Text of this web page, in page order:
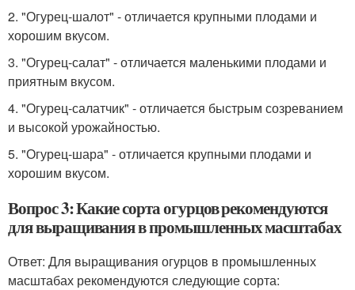
2. "Огурец-шалот" - отличается крупными плодами и
хорошим вкусом.
3. "Огурец-салат" - отличается маленькими плодами и
приятным вкусом.
4. "Огурец-салатчик" - отличается быстрым созреванием
и высокой урожайностью.
5. "Огурец-шара" - отличается крупными плодами и
хорошим вкусом.
Вопрос 3: Какие сорта огурцов рекомендуются
для выращивания в промышленных масштабах
Ответ: Для выращивания огурцов в промышленных
масштабах рекомендуются следующие сорта: